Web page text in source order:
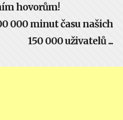
hovorům!
000 minut času našich
150 000 uživatelů ...